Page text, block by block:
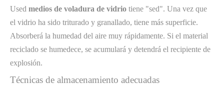
Used medios de voladura de vidrio tiene "sed". Una vez que
el vidrio ha sido triturado y granallado, tiene más superficie.
Absorberá la humedad del aire muy rápidamente. Si el material
reciclado se humedece, se acumulará y detendrá el recipiente de
explosión.
Técnicas de almacenamiento adecuadas